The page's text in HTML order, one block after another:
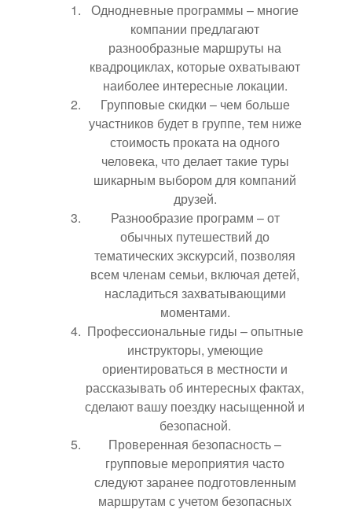
Однодневные программы – многие
компании предлагают
разнообразные маршруты на
квадроциклах, которые охватывают
наиболее интересные локации.
Групповые скидки – чем больше
участников будет в группе, тем ниже
стоимость проката на одного
человека, что делает такие туры
шикарным выбором для компаний
друзей.
Разнообразие программ – от
обычных путешествий до
тематических экскурсий, позволяя
всем членам семьи, включая детей,
насладиться захватывающими
моментами.
Профессиональные гиды – опытные
инструкторы, умеющие
ориентироваться в местности и
рассказывать об интересных фактах,
сделают вашу поездку насыщенной и
безопасной.
Проверенная безопасность –
групповые мероприятия часто
следуют заранее подготовленным
маршрутам с учетом безопасных